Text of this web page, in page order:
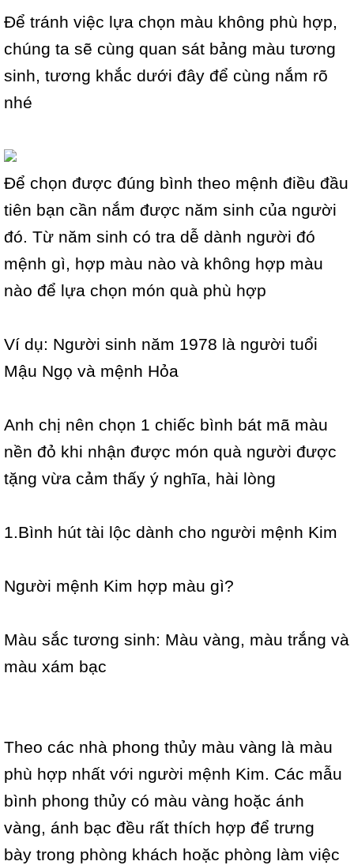
Để tránh việc lựa chọn màu không phù hợp,
chúng ta sẽ cùng quan sát bảng màu tương
sinh, tương khắc dưới đây để cùng nắm rõ
nhé
Để chọn được đúng bình theo mệnh điều đầu
tiên bạn cần nắm được năm sinh của người
đó. Từ năm sinh có tra dễ dành người đó
mệnh gì, hợp màu nào và không hợp màu
nào để lựa chọn món quà phù hợp
Ví dụ: Người sinh năm 1978 là người tuổi
Mậu Ngọ và mệnh Hỏa
Anh chị nên chọn 1 chiếc bình bát mã màu
nền đỏ khi nhận được món quà người được
tặng vừa cảm thấy ý nghĩa, hài lòng
1.Bình hút tài lộc dành cho người mệnh Kim
Người mệnh Kim hợp màu gì?
Màu sắc tương sinh: Màu vàng, màu trắng và
màu xám bạc
Theo các nhà phong thủy màu vàng là màu
phù hợp nhất với người mệnh Kim. Các mẫu
bình phong thủy có màu vàng hoặc ánh
vàng, ánh bạc đều rất thích hợp để trưng
bày trong phòng khách hoặc phòng làm việc